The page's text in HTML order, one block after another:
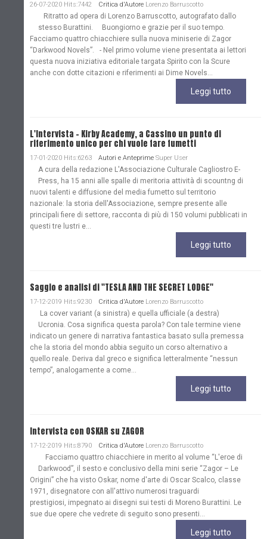
26-07-2020 Hits:7442 Critica d'Autore Lorenzo Barruscotto
Ritratto ad opera di Lorenzo Barruscotto, autografato dallo
stesso Burattini. Buongiorno e grazie per il suo tempo.
Facciamo quattro chiacchiere sulla nuova miniserie di Zagor
“Darkwood Novels”. - Nel primo volume viene presentata ai lettori
questa nuova iniziativa editoriale targata Spirito con la Scure
anche con dotte citazioni e riferimenti ai Dime Novels...
Leggi tutto
L'Intervista - Kirby Academy, a Cassino un punto di
riferimento unico per chi vuole fare fumetti
17-01-2020 Hits:6263 Autori e Anteprime Super User
A cura della redazione L'Associazione Culturale Cagliostro E-
Press, ha 15 anni alle spalle di meritoria attività di scountng di
nuovi talenti e diffusione del media fumetto sul territorio
nazionale: la storia dell'Associazione, sempre presente alle
principali fiere di settore, racconta di più di 150 volumi pubblicati in
questi tre lustri e...
Leggi tutto
Saggio e analisi di "TESLA AND THE SECRET LODGE"
17-12-2019 Hits:9230 Critica d'Autore Lorenzo Barruscotto
La cover variant (a sinistra) e quella ufficiale (a destra)
Ucronia. Cosa significa questa parola? Con tale termine viene
indicato un genere di narrativa fantastica basato sulla premessa
che la storia del mondo abbia seguito un corso alternativo a
quello reale. Deriva dal greco e significa letteralmente “nessun
tempo”, analogamente a come...
Leggi tutto
Intervista con OSKAR su ZAGOR
17-12-2019 Hits:8790 Critica d'Autore Lorenzo Barruscotto
Facciamo quattro chiacchiere in merito al volume “L'eroe di
Darkwood”, il sesto e conclusivo della mini serie “Zagor – Le
Origini” che ha visto Oskar, nome d'arte di Oscar Scalco, classe
1971, disegnatore con all'attivo numerosi traguardi
prestigiosi, impegnato ai disegni sui testi di Moreno Burattini. Le
sue due opere che vedrete di seguito sono presenti...
Leggi tutto